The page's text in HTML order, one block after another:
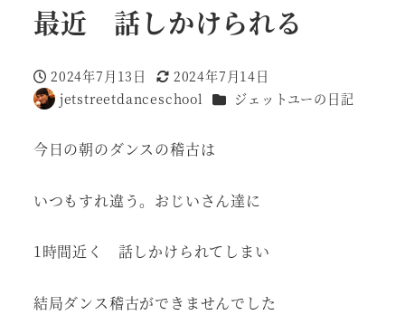
最近 話しかけられる
投稿日
2024年7月13日
更新日
2024年7月14日
著
jetstreetdanceschool カテゴリー
ジェットユーの日記
今日の朝のダンスの稽古は
いつもすれ違う。おじいさん達に
1時間近く 話しかけられてしまい
結局ダンス稽古ができませんでした